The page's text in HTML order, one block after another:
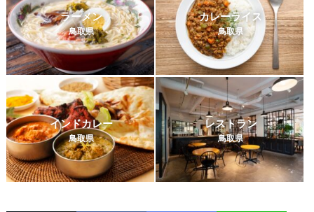
ラーメン
鳥取県
カレーライス
鳥取県
インドカレー
鳥取県
レストラン
鳥取県